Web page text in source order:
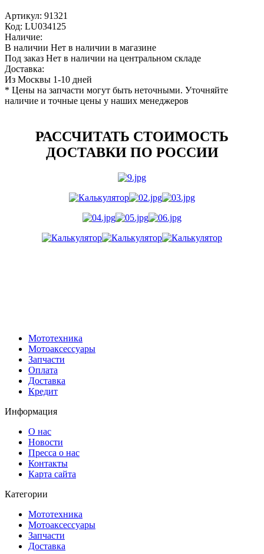
Артикул: 91321
Код: LU034125
Наличие:
В наличии Нет в наличии в магазине
Под заказ Нет в наличии на центральном складе
Доставка:
Из Москвы 1-10 дней
* Цены на запчасти могут быть неточными. Уточняйте
наличие и точные цены у наших менеджеров
РАССЧИТАТЬ СТОИМОСТЬ
ДОСТАВКИ ПО РОССИИ
Мототехника
Мотоаксессуары
Запчасти
Оплата
Доставка
Кредит
Информация
О нас
Новости
Пресса о нас
Контакты
Карта сайта
Категории
Мототехника
Мотоаксессуары
Запчасти
Доставка